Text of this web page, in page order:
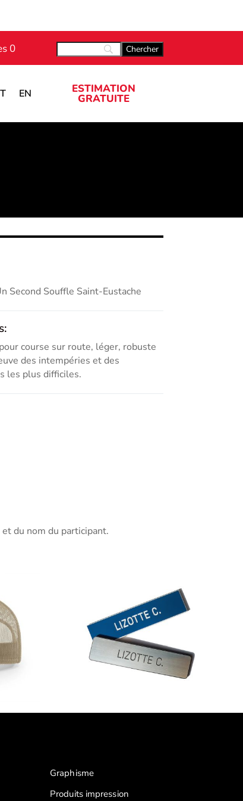
0
EN ESTIMATION
GRATUITE
Second Souffle Saint-Eustache
course sur route, léger, robuste
des intempéries et des
les plus difficiles.
du nom du participant.
Graphisme
Produits impression